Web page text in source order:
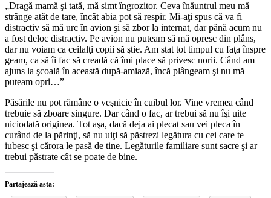
„Dragă mamă şi tată, mă simt îngrozitor. Ceva înăuntrul meu mă
strânge atât de tare, încât abia pot să respir. Mi-aţi spus că va fi
distractiv să mă urc în avion şi să zbor la internat, dar până acum nu
a fost deloc distractiv. Pe avion nu puteam să mă opresc din plâns,
dar nu voiam ca ceilalţi copii să ştie. Am stat tot timpul cu faţa înspre
geam, ca să îi fac să creadă că îmi place să privesc norii. Când am
ajuns la şcoală în această după-amiază, încă plângeam şi nu mă
puteam opri…”
Păsările nu pot rămâne o veşnicie în cuibul lor. Vine vremea când
trebuie să zboare singure. Dar când o fac, ar trebui să nu îşi uite
niciodată originea. Tot aşa, dacă deja ai plecat sau vei pleca în
curând de la părinţi, să nu uiţi să păstrezi legătura cu cei care te
iubesc şi cărora le pasă de tine. Legăturile familiare sunt sacre şi ar
trebui păstrate cât se poate de bine.
Partajează asta: